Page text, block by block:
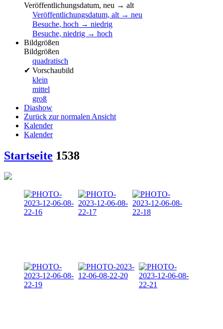
Veröffentlichungsdatum, neu → alt
Veröffentlichungsdatum, alt → neu
Besuche, hoch → niedrig
Besuche, niedrig → hoch
Bildgrößen
Bildgrößen
quadratisch
✔ Vorschaubild
klein
mittel
groß
Diashow
Zurück zur normalen Ansicht
Kalender
Kalender
Startseite 1538